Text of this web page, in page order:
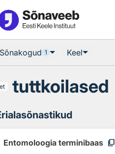
Sõnakogud 1 Keel
et tuttkoilased
Entomoloogia terminibaas content_copy